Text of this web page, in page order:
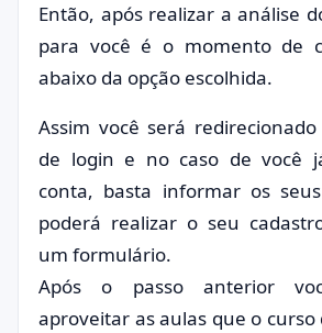
Então, após realizar a análise
para você é o momento de
abaixo da opção escolhida.
Assim você será
de login e no caso de você
conta, basta informar os
poderá realizar o seu
um formulário.
Após o passo anterior
aproveitar as aulas que o curso